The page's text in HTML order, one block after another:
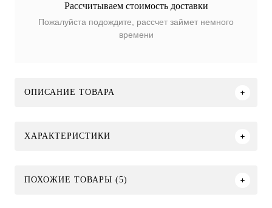
Рассчитываем стоимость доставки
Пожалуйста подождите, рассчет займет немного
времени
ОПИСАНИЕ ТОВАРА
ХАРАКТЕРИСТИКИ
ПОХОЖИЕ ТОВАРЫ (5)